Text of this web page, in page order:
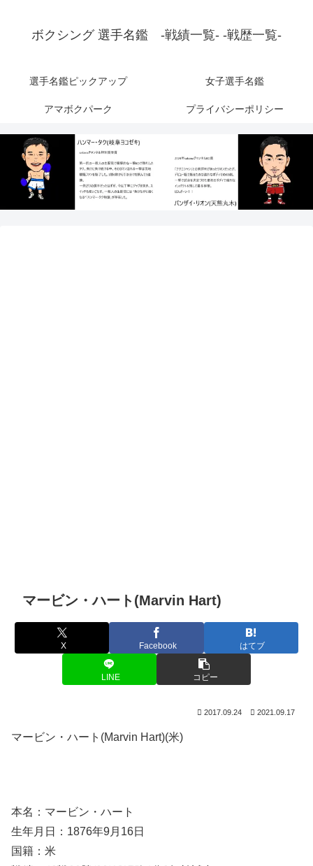
ボクシング 選手名鑑 -戦績一覧- -戦歴一覧-
選手名鑑ピックアップ 女子選手名鑑
アマボクパーク プライバシーポリシー
マービン・ハート(Marvin Hart)
X Facebook はてブ
LINE コピー
2017.09.24 2021.09.17
マービン・ハート(Marvin Hart)(米)
本名：マービン・ハート
生年月日：1876年9月16日
国籍：米